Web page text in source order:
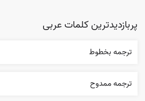
پربازدیدترین کلمات عربی
ترجمه بخطوط
ترجمه ممدوح